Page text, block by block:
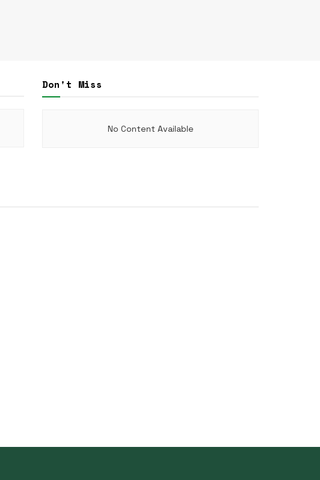
Don't Miss
No Content Available